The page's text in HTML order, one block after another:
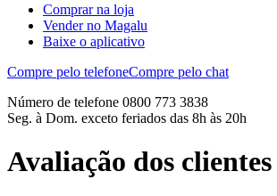
Comprar na loja
Vender no Magalu
Baixe o aplicativo
Compre pelo telefoneCompre pelo chat
Número de telefone 0800 773 3838
Seg. à Dom. exceto feriados das 8h às 20h
Avaliação dos